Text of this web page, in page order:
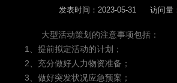
发表时间：2023-05-31 访问量
大型活动策划的注意事项包括：
1、提前拟定活动的计划；
2、充分做好人力物资准备；
3、做好突发状况应急预案；